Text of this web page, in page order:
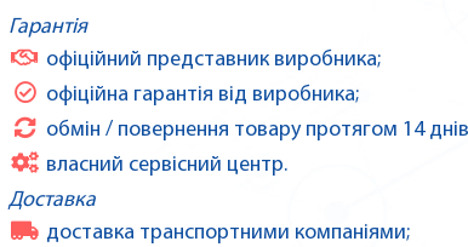
Гарантія
офіційний представник виробника;
офіційна гарантія від виробника;
обмін / повернення товару протягом 14
власний сервісний центр.
Доставка
доставка транспортними компаніями;